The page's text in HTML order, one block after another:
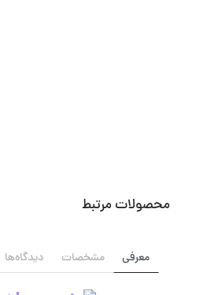
محصولات مرتبط
معرفی مشخصات دیدگاه‌ها